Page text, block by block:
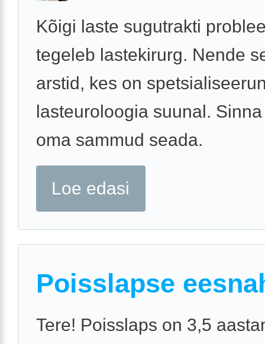
Kõigi laste sugutrakti
tegeleb lastekirurg. Nende
arstid, kes on
lasteuroloogia suunal.
oma sammud seada.
Loe edasi
Poisslapse
Tere! Poisslaps on 3,5